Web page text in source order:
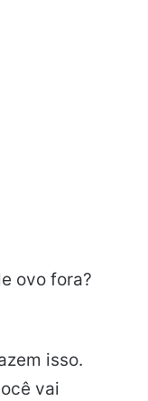
ovo fora?
isso.
vai